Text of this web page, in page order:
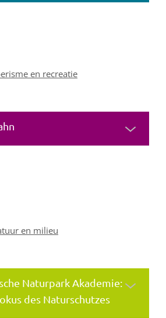
en recreatie
en milieu
Naturpark Akademie:
des Naturschutzes